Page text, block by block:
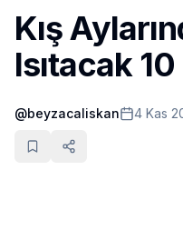
Dünya
Film ve Dizi
Kültür ve Sanat
Sağlık
Kış
Isıtacak
@beyzacaliskan 4 Kas